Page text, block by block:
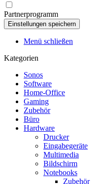
Partnerprogramm
Menü schließen
Kategorien
Sonos
Software
Home-Office
Gaming
Zubehör
Büro
Hardware
Drucker
Eingabegeräte
Multimedia
Bildschirm
Notebooks
Zubehör